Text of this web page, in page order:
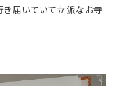
届いていて立派なお寺